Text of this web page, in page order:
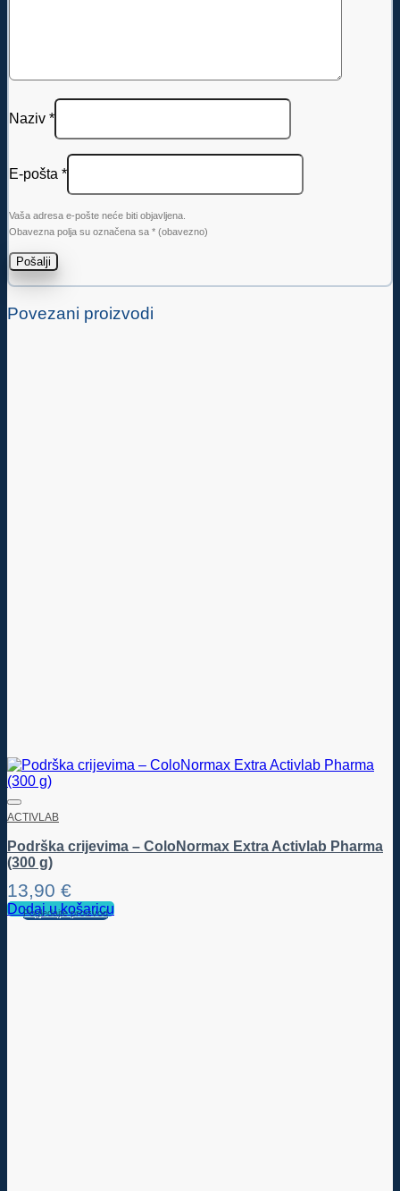
Naziv *
E-pošta *
Vaša adresa e-pošte neće biti objavljena.
Obavezna polja su označena sa * (obavezno)
Povezani proizvodi
ACTIVLAB
Podrška crijevima – ColoNormax Extra Activlab Pharma
(300 g)
13,90 €
Dodaj u košaricu
Pogledajte proizvod